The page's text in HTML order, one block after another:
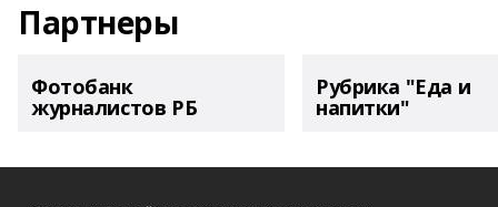
Партнеры
Фотобанк
журналистов РБ
Рубрика "Еда и
напитки"